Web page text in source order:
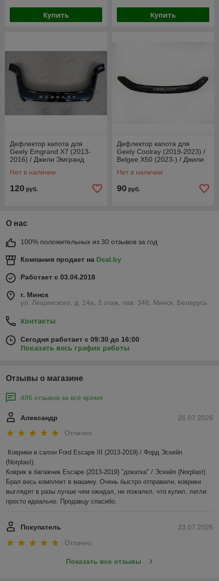
Купить Купить
Дефлектор капота для
Geely Emgrand X7 (2013-
2016) / Джили Эмгранд
Нет в наличии
120 руб.
Дефлектор капота для
Geely Coolray (2019-2023) /
Belgee X50 (2023-) / Джили
VT52
Нет в наличии
90 руб.
О нас
100% положительных из 30 отзывов за год
Компания продает на Deal.by
Работает с 03.04.2018
г. Минск
ул. Лещинского, д. 14а, 3 этаж, пав. 348, Минск, Беларусь
Контакты
Сегодня работает с 09:30 до 16:00
Показать весь график работы
Отзывы о магазине
486 отзывов за всё время
26.07.2026
Александр
Отлично
Коврики в салон Ford Escape III (2013-2019) / Форд Эскейп
(Norplast).
Коврик в багажник Escape (2013-2019) "докатка" / Эскейп (Norplast)
Брал весь комплект в машину. Очень быстро отправили, коврики
выглядят в разы лучше чем ожидал, не пожалел, что купил, легли
просто идеально. Продавцу спасибо.
23.07.2026
Покупатель
Отлично
Показать все отзывы